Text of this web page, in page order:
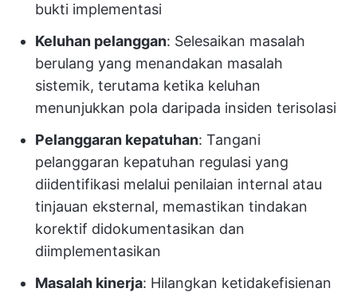
bukti implementasi
Keluhan pelanggan: Selesaikan masalah
berulang yang menandakan masalah
sistemik, terutama ketika keluhan
menunjukkan pola daripada insiden terisolasi
Pelanggaran kepatuhan: Tangani
pelanggaran kepatuhan regulasi yang
diidentifikasi melalui penilaian internal atau
tinjauan eksternal, memastikan tindakan
korektif didokumentasikan dan
diimplementasikan
Masalah kinerja: Hilangkan ketidakefisienan